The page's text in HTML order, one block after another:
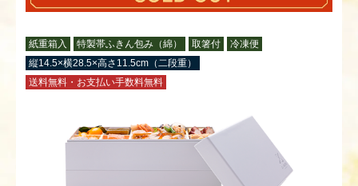
紙重箱入 特製帯ふきん包み（綿） 取箸付
冷凍便
縦14.5×横28.5×高さ11.5cm（二段重）
送料無料・お支払い手数料無料